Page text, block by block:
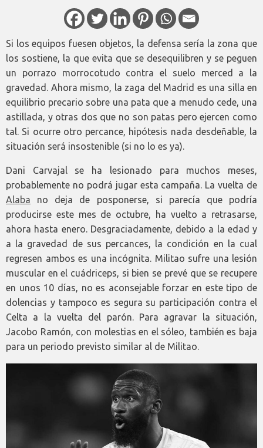
Si los equipos fuesen objetos, la defensa sería la zona que
los sostiene, la que evita que se desequilibren y se peguen
un porrazo morrocotudo contra el suelo merced a la
gravedad. Ahora mismo, la zaga del Madrid es una silla en
equilibrio precario sobre una pata que a menudo cede, una
astillada, y otras dos que no son patas pero ejercen como
tal. Si ocurre otro percance, hipótesis nada desdeñable, la
situación será insostenible (si no lo es ya).
Dani Carvajal se ha lesionado para muchos meses,
probablemente no podrá jugar esta campaña. La vuelta de
Alaba no deja de posponerse, si parecía que podría
producirse este mes de octubre, ha vuelto a retrasarse,
ahora hasta enero. Desgraciadamente, debido a la edad y
a la gravedad de sus percances, la condición en la cual
regresen ambos es una incógnita. Militao sufre una lesión
muscular en el cuádriceps, si bien se prevé que se recupere
en unos 10 días, no es aconsejable forzar en este tipo de
dolencias y tampoco es segura su participación contra el
Celta a la vuelta del parón. Para agravar la situación,
Jacobo Ramón, con molestias en el sóleo, también es baja
para un periodo previsto similar al de Militao.